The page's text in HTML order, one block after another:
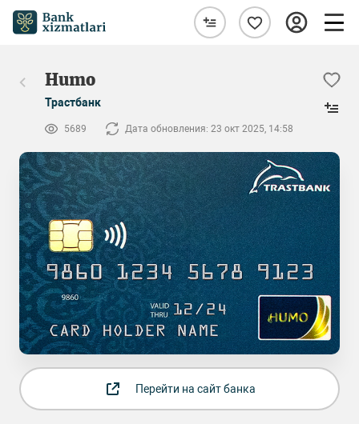
Humo
Трастбанк
5689 Дата обновления: 23 окт 2025, 14:58
Перейти на сайт банка